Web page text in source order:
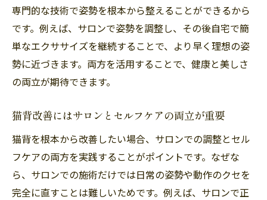
専門的な技術で姿勢を根本から整えることができるから
です。例えば、サロンで姿勢を調整し、その後自宅で簡
単なエクササイズを継続することで、より早く理想の姿
勢に近づきます。両方を活用することで、健康と美しさ
の両立が期待できます。
猫背改善にはサロンとセルフケアの両立が重要
猫背を根本から改善したい場合、サロンでの調整とセル
フケアの両方を実践することがポイントです。なぜな
ら、サロンでの施術だけでは日常の姿勢や動作のクセを
完全に直すことは難しいためです。例えば、サロンで正